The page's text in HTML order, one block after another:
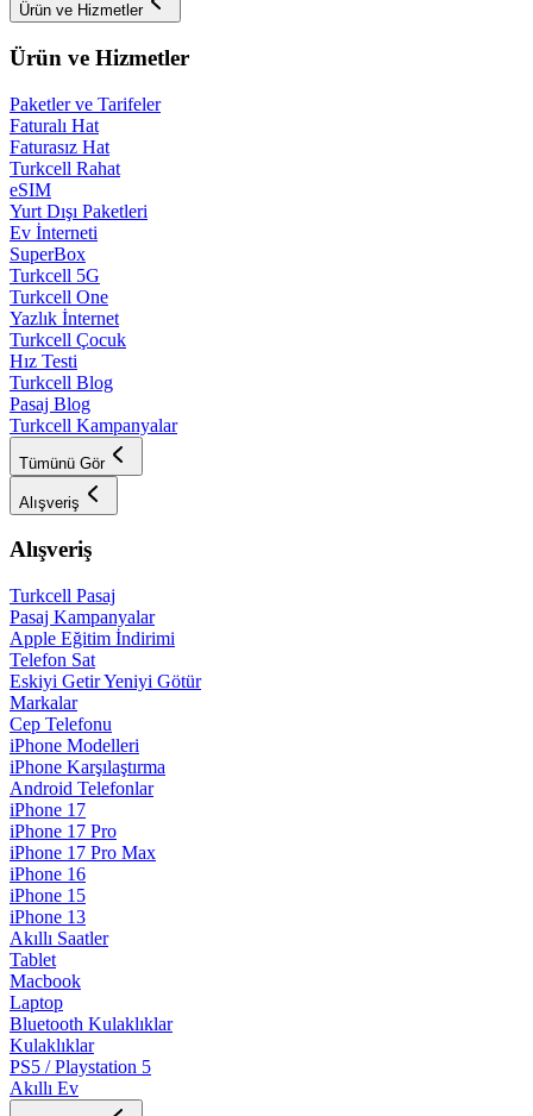
Ürün ve Hizmetler
Ürün ve Hizmetler
Paketler ve Tarifeler
Faturalı Hat
Faturasız Hat
Turkcell Rahat
eSIM
Yurt Dışı Paketleri
Ev İnterneti
SuperBox
Turkcell 5G
Turkcell One
Yazlık İnternet
Turkcell Çocuk
Hız Testi
Turkcell Blog
Pasaj Blog
Turkcell Kampanyalar
Tümünü Gör
Alışveriş
Alışveriş
Turkcell Pasaj
Pasaj Kampanyalar
Apple Eğitim İndirimi
Telefon Sat
Eskiyi Getir Yeniyi Götür
Markalar
Cep Telefonu
iPhone Modelleri
iPhone Karşılaştırma
Android Telefonlar
iPhone 17
iPhone 17 Pro
iPhone 17 Pro Max
iPhone 16
iPhone 15
iPhone 13
Akıllı Saatler
Tablet
Macbook
Laptop
Bluetooth Kulaklıklar
Kulaklıklar
PS5 / Playstation 5
Akıllı Ev